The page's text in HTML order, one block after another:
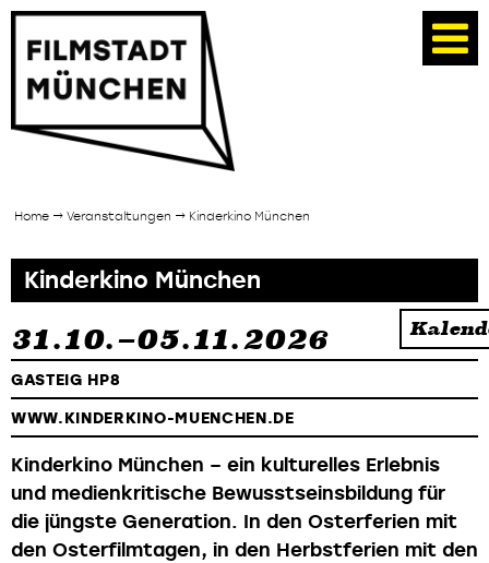
Home → Veranstaltungen → Kinderkino München
Kinderkino München
31.10.–05.11.2026
GASTEIG HP8
WWW.KINDERKINO-MUENCHEN.DE
Kinderkino München – ein kulturelles Erlebnis
und medienkritische Bewusstseinsbildung für
die jüngste Generation. In den Osterferien mit
den Osterfilmtagen, in den Herbstferien mit den